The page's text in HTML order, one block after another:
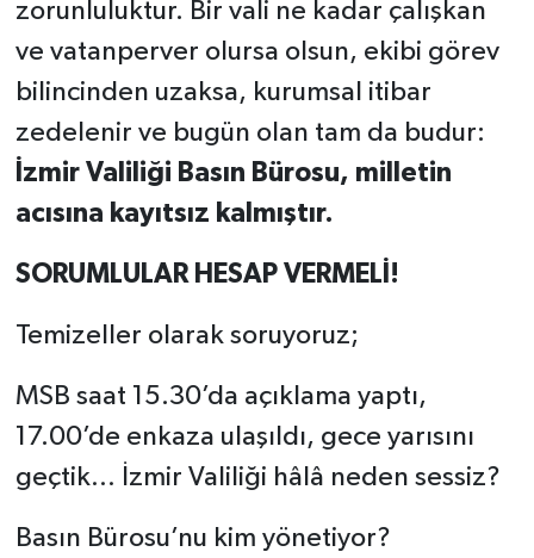
zorunluluktur. Bir vali ne kadar çalışkan
ve vatanperver olursa olsun, ekibi görev
bilincinden uzaksa, kurumsal itibar
zedelenir ve bugün olan tam da budur:
İzmir Valiliği Basın Bürosu, milletin
acısına kayıtsız kalmıştır.
SORUMLULAR HESAP VERMELİ!
Temizeller olarak soruyoruz;
MSB saat 15.30’da açıklama yaptı,
17.00’de enkaza ulaşıldı, gece yarısını
geçtik… İzmir Valiliği hâlâ neden sessiz?
Basın Bürosu’nu kim yönetiyor?